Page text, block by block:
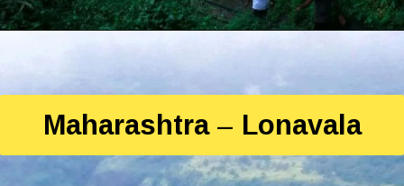
Maharashtra – Lonavala